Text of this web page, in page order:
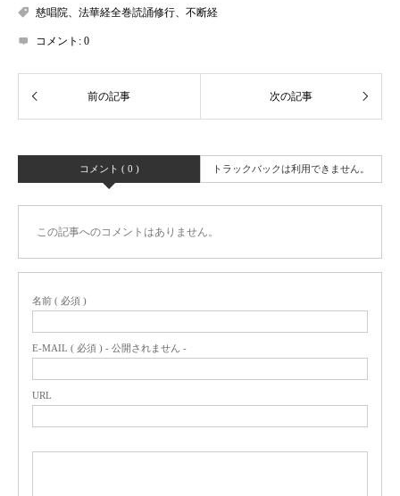
慈唱院、法華経全巻読誦修行、不断経
コメント: 0
コメント ( 0 ) トラックバックは利用できません。
この記事へのコメントはありません。
名前 ( 必須 )
E-MAIL ( 必須 ) - 公開されません -
URL